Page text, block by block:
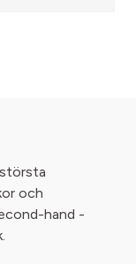
största
och
hand -